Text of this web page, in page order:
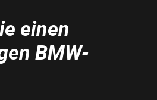
einen
BMW-